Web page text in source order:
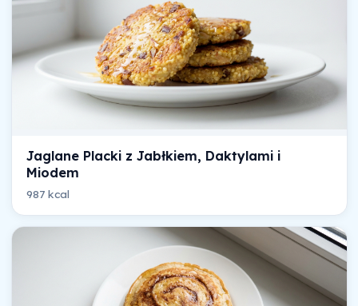
Jaglane Placki z Jabłkiem, Daktylami i
Miodem
987 kcal